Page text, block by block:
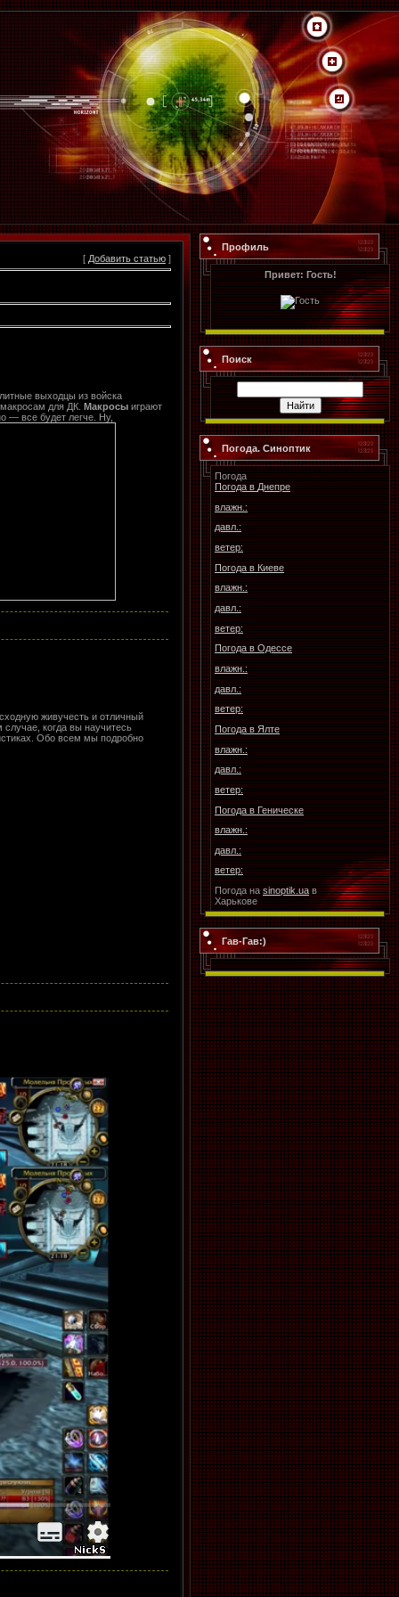
[ Добавить статью ]
выходцы из войска
для ДК. Макросы играют
— все будет легче. Ну,
живучесть и отличный
когда вы научитесь
Обо всем мы подробно
Профиль
Привет: Гость!
Поиск
Погода. Синоптик
Погода
Погода в Днепре
влажн.:
давл.:
ветер:
Погода в Киеве
влажн.:
давл.:
ветер:
Погода в Одессе
влажн.:
давл.:
ветер:
Погода в Ялте
влажн.:
давл.:
ветер:
Погода в Геническе
влажн.:
давл.:
ветер:
Погода на sinoptik.ua в
Харькове
Гав-Гав:)